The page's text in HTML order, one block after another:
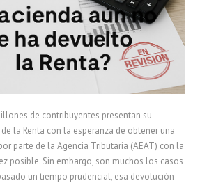
de contribuyentes presentan su
la Renta con la esperanza de obtener una
parte de la Agencia Tributaria (AEAT) con la
posible. Sin embargo, son muchos los casos
un tiempo prudencial, esa devolución